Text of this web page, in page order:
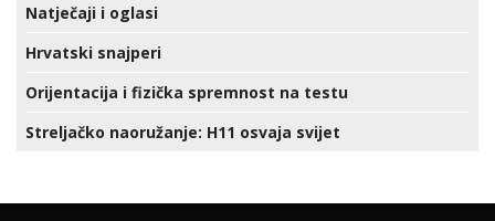
Natječaji i oglasi
Hrvatski snajperi
Orijentacija i fizička spremnost na testu
Streljačko naoružanje: H11 osvaja svijet